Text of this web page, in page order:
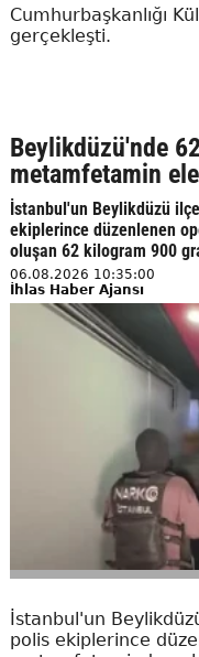
Cumhurbaşkanlığı
gerçekleşti.
Beylikdüzü'nde
metamfetamin
İstanbul'un Beylikdüzü
ekiplerince düzenlenen
oluşan 62 kilogram 900
06.08.2026 10:35:00
İhlas Haber Ajansı
İstanbul'un
polis ekiplerince